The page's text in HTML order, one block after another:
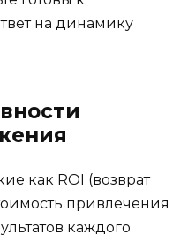
на динамику
как ROI (возврат
привлечения
каждого